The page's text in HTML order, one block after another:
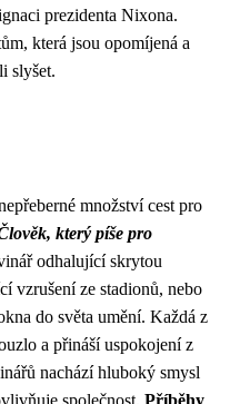
prezidenta Nixona.
která jsou opomíjená a
slyšet.
množství cest pro
který píše pro
odhalující skrytou
vzrušení ze stadionů, nebo
do světa umění. Každá z
a přináší uspokojení z
nachází hluboký smysl
společnost. Příběhy